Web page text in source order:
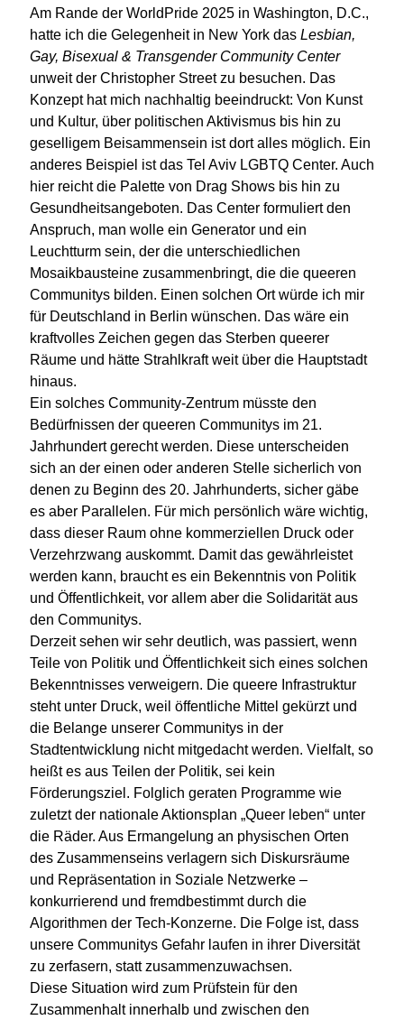
Am Rande der WorldPride 2025 in Washington, D.C.,
hatte ich die Gelegenheit in New York das Lesbian,
Gay, Bisexual & Transgender Community Center
unweit der Christopher Street zu besuchen. Das
Konzept hat mich nachhaltig beeindruckt: Von Kunst
und Kultur, über politischen Aktivismus bis hin zu
geselligem Beisammensein ist dort alles möglich. Ein
anderes Beispiel ist das Tel Aviv LGBTQ Center. Auch
hier reicht die Palette von Drag Shows bis hin zu
Gesundheitsangeboten. Das Center formuliert den
Anspruch, man wolle ein Generator und ein
Leuchtturm sein, der die unterschiedlichen
Mosaikbausteine zusammenbringt, die die queeren
Communitys bilden. Einen solchen Ort würde ich mir
für Deutschland in Berlin wünschen. Das wäre ein
kraftvolles Zeichen gegen das Sterben queerer
Räume und hätte Strahlkraft weit über die Hauptstadt
hinaus.
Ein solches Community-Zentrum müsste den
Bedürfnissen der queeren Communitys im 21.
Jahrhundert gerecht werden. Diese unterscheiden
sich an der einen oder anderen Stelle sicherlich von
denen zu Beginn des 20. Jahrhunderts, sicher gäbe
es aber Parallelen. Für mich persönlich wäre wichtig,
dass dieser Raum ohne kommerziellen Druck oder
Verzehrzwang auskommt. Damit das gewährleistet
werden kann, braucht es ein Bekenntnis von Politik
und Öffentlichkeit, vor allem aber die Solidarität aus
den Communitys.
Derzeit sehen wir sehr deutlich, was passiert, wenn
Teile von Politik und Öffentlichkeit sich eines solchen
Bekenntnisses verweigern. Die queere Infrastruktur
steht unter Druck, weil öffentliche Mittel gekürzt und
die Belange unserer Communitys in der
Stadtentwicklung nicht mitgedacht werden. Vielfalt, so
heißt es aus Teilen der Politik, sei kein
Förderungsziel. Folglich geraten Programme wie
zuletzt der nationale Aktionsplan „Queer leben“ unter
die Räder. Aus Ermangelung an physischen Orten
des Zusammenseins verlagern sich Diskursräume
und Repräsentation in Soziale Netzwerke –
konkurrierend und fremdbestimmt durch die
Algorithmen der Tech-Konzerne. Die Folge ist, dass
unsere Communitys Gefahr laufen in ihrer Diversität
zu zerfasern, statt zusammenzuwachsen.
Diese Situation wird zum Prüfstein für den
Zusammenhalt innerhalb und zwischen den